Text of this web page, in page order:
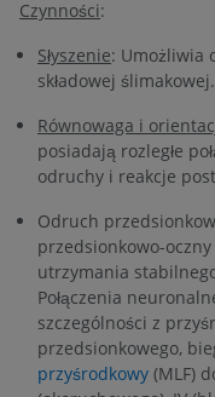
Czynności:
Słyszenie: Umożliwia
składowej ślimakowej.
Równowaga i
posiadają rozległe
odruchy i reakcje
Odruch
przedsionkowo-
utrzymania
Połączenia
szczególności z
przedsionkowego,
przyśrodkowy (MLF)